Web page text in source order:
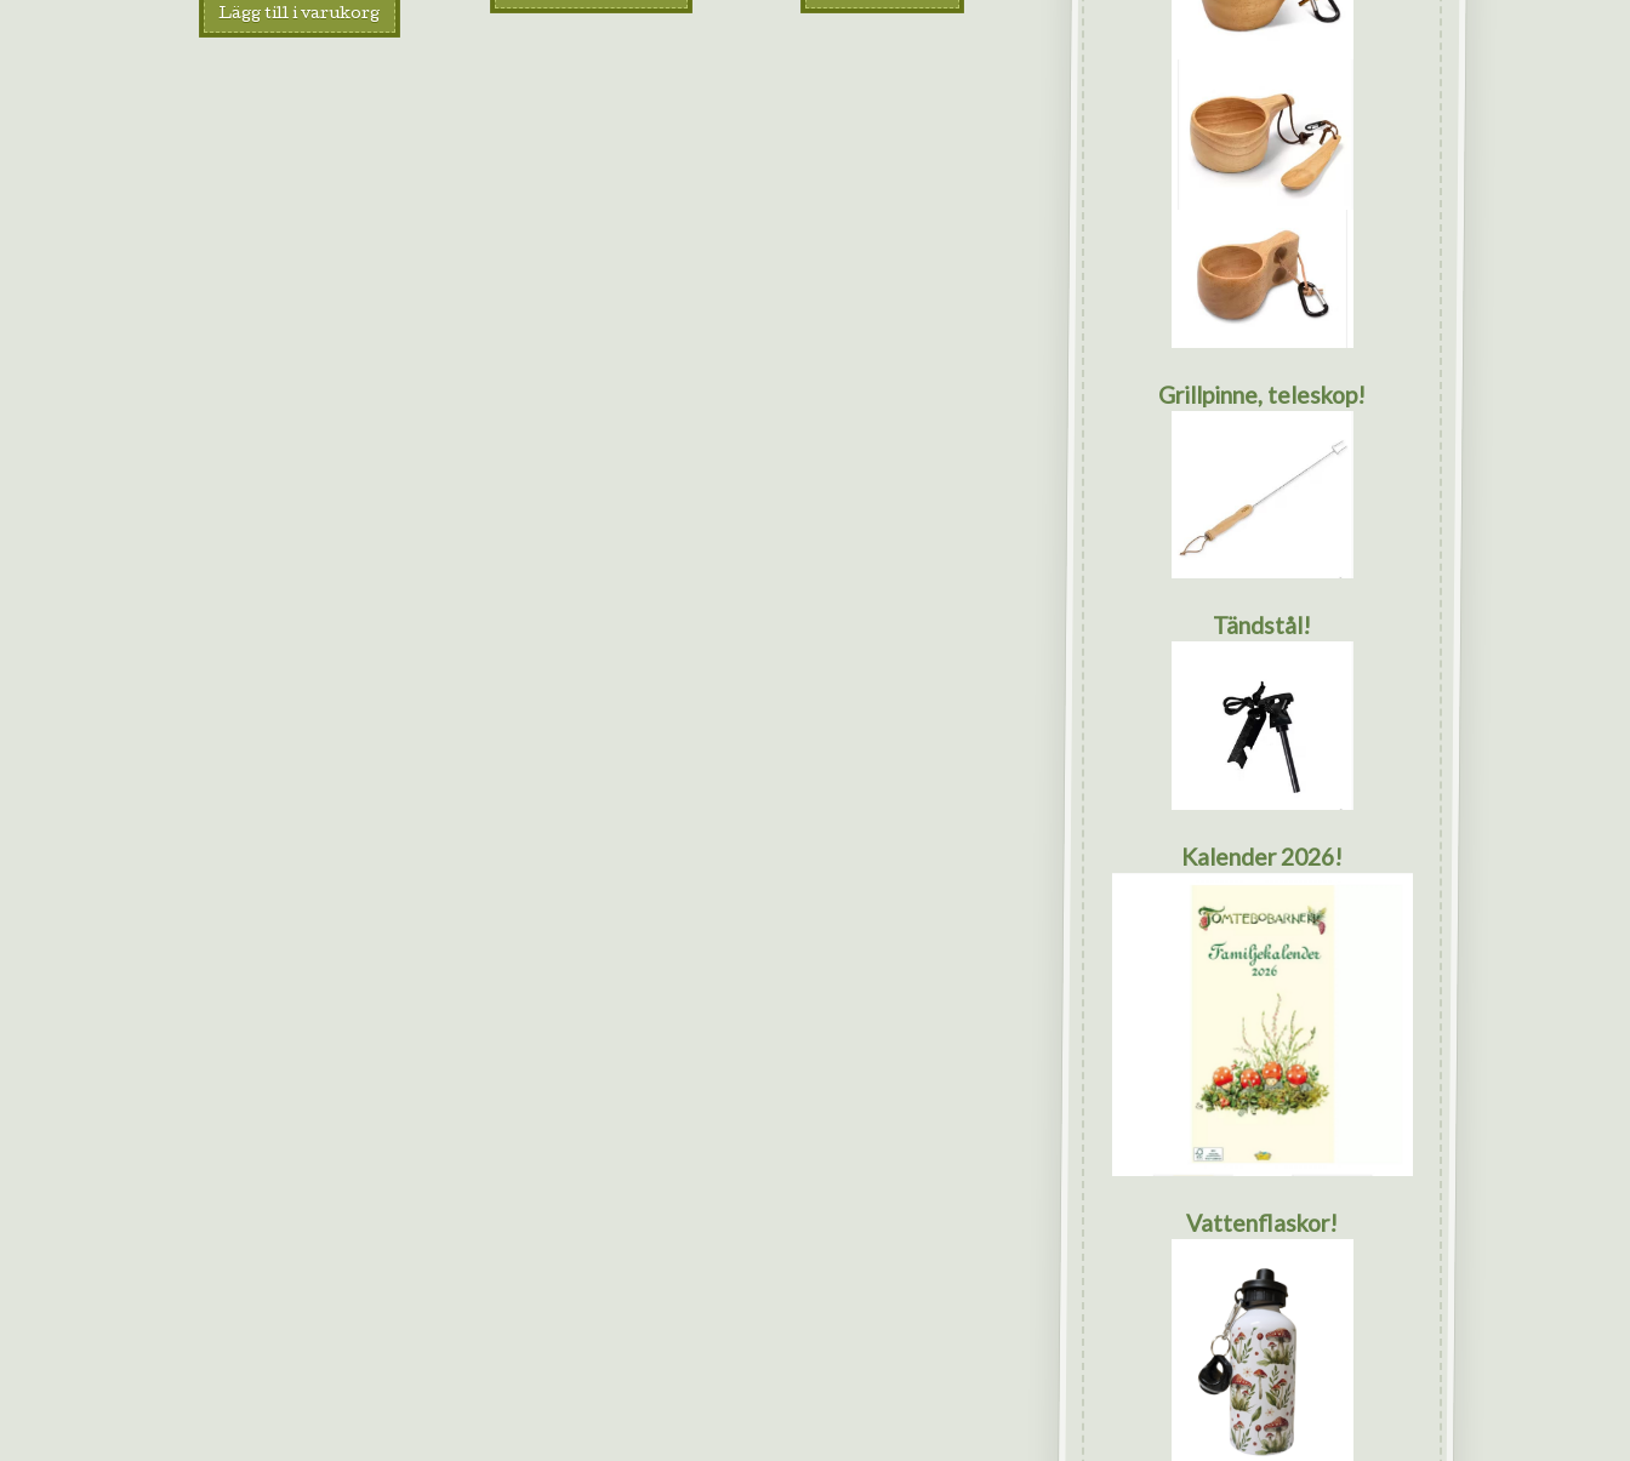
Lägg till i varukorg
Grillpinne, teleskop!
Tändstål!
Kalender 2026!
Vattenflaskor!